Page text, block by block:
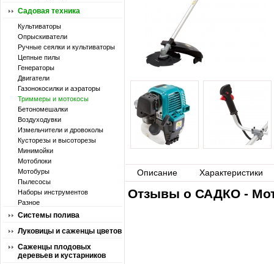
Садовая техника
Культиваторы
Опрыскиватели
Ручные сеялки и культиваторы
Цепные пилы
Генераторы
Двигатели
Газонокосилки и аэраторы
Триммеры и мотокосы
Бетономешалки
Воздуходувки
Измельчители и дровоколы
Кусторезы и высоторезы
Минимойки
Мотоблоки
Мотобуры
Пылесосы
Наборы инструментов
Разное
Системы полива
Луковицы и саженцы цветов
Саженцы плодовых
деревьев и кустарников
Описание Характеристики
Отзывы о САДКО -